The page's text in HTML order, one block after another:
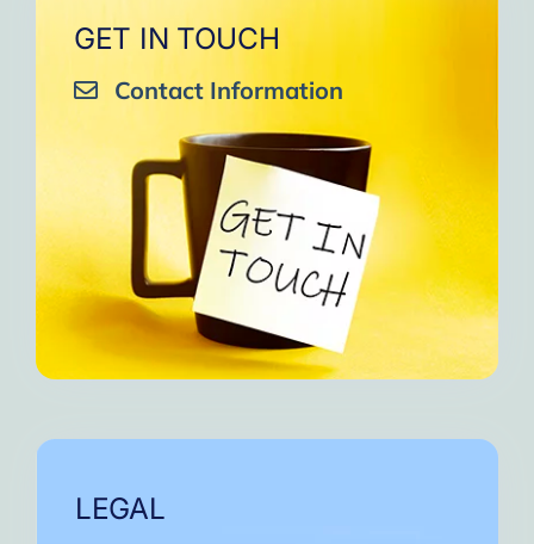
GET IN TOUCH
Contact Information
LEGAL